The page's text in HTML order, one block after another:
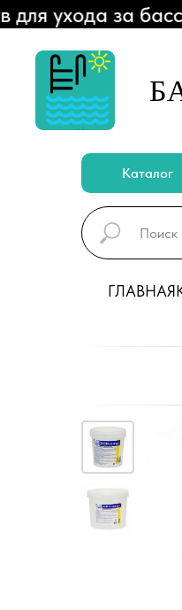
ухода за
Каталог
ГЛАВНАЯ